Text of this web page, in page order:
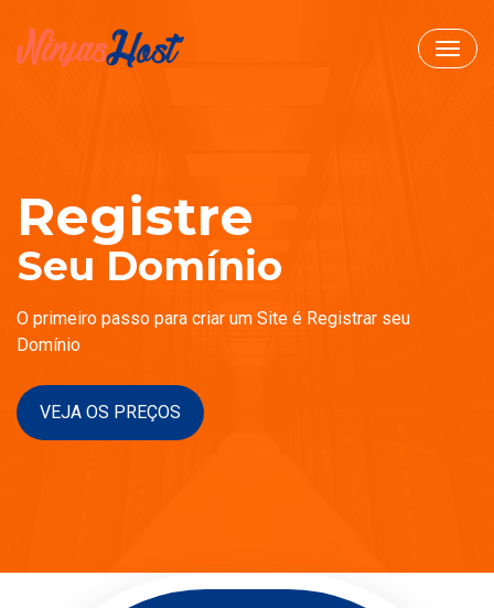
Registre
Seu Domínio
O primeiro passo para criar um Site é Registrar seu
Domínio
VEJA OS PREÇOS